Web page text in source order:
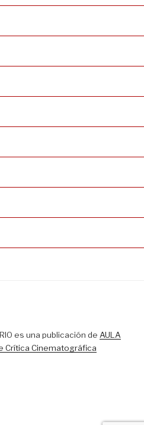
es una publicación de AULA
Crítica Cinematográfica